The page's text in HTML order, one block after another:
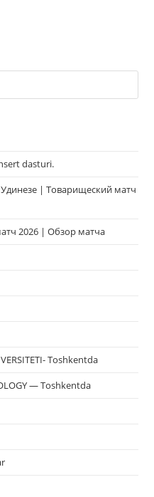
dasturi.
| Товарищеский матч
2026 | Обзор матча
Toshkentda
— Toshkentda